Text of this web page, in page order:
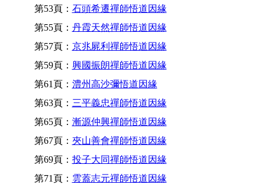
第53頁： 石頭希遷禪師悟道因緣
第55頁： 丹霞天然禪師悟道因緣
第57頁： 京兆屍利禪師悟道因緣
第59頁： 興國振朗禪師悟道因緣
第61頁： 澧州高沙彌悟道因緣
第63頁： 三平義忠禪師悟道因緣
第65頁： 漸源仲興禪師悟道因緣
第67頁： 夾山善會禪師悟道因緣
第69頁： 投子大同禪師悟道因緣
第71頁： 雲蓋志元禪師悟道因緣